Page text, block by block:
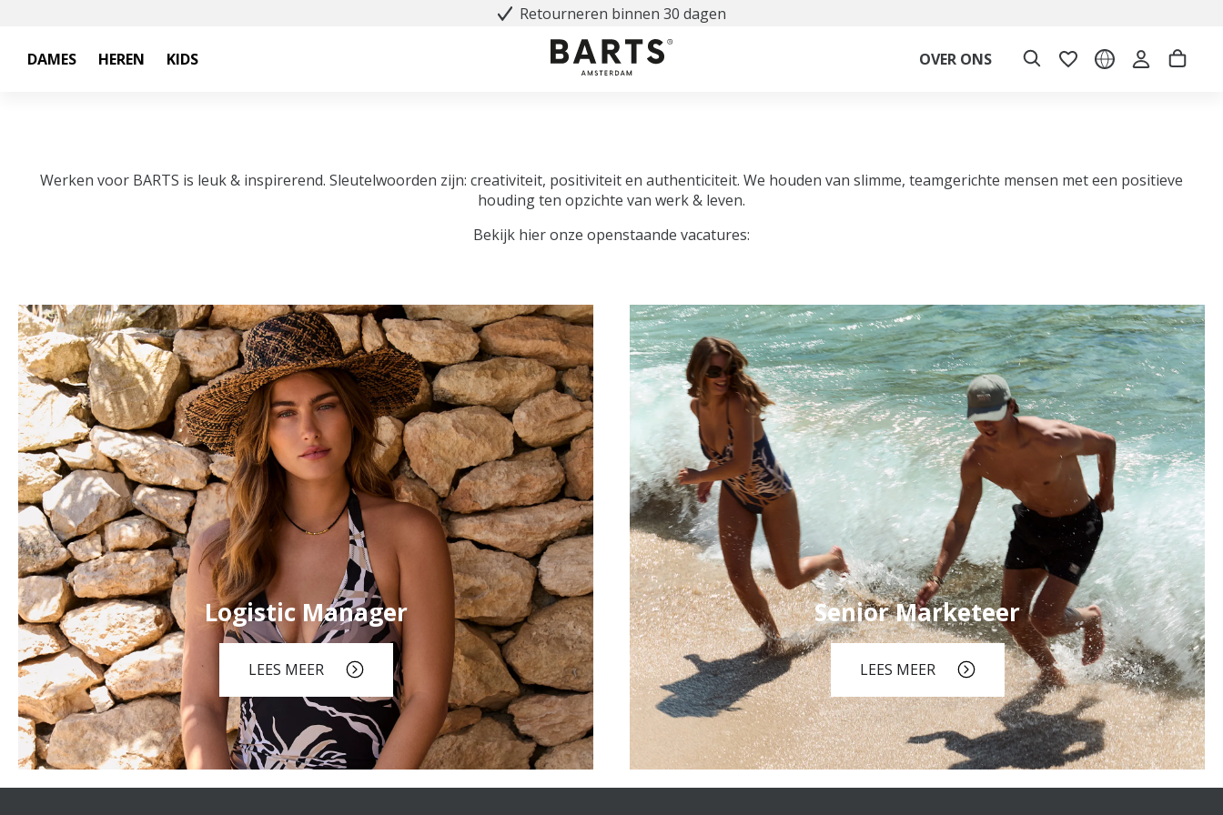
Retourneren binnen 30 dagen
DAMES HEREN KIDS OVER ONS
Werken voor BARTS is leuk & inspirerend. Sleutelwoorden zijn: creativiteit, positiviteit en authenticiteit. We houden van slimme, teamgerichte mensen met een positieve
houding ten opzichte van werk & leven.
Bekijk hier onze openstaande vacatures:
Logistic Manager
LEES MEER
Senior Marketeer
LEES MEER